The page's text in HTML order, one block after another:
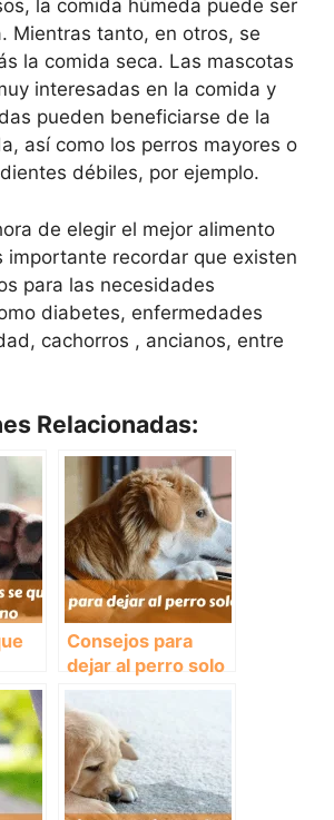
la comida húmeda puede ser
Mientras tanto, en otros, se
la comida seca. Las mascotas
interesadas en la comida y
pueden beneficiarse de la
así como los perros mayores o
débiles, por ejemplo.
de elegir el mejor alimento
importante recordar que existen
para las necesidades
diabetes, enfermedades
cachorros , ancianos, entre
Relacionadas:
Consejos para
dejar al perro solo
en casa